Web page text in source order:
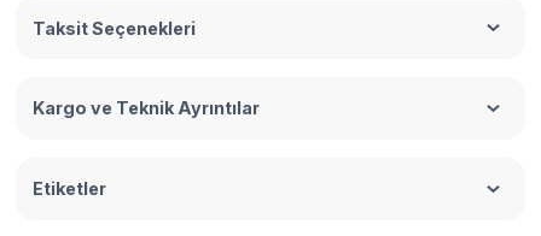
Taksit Seçenekleri
Kargo ve Teknik Ayrıntılar
Etiketler